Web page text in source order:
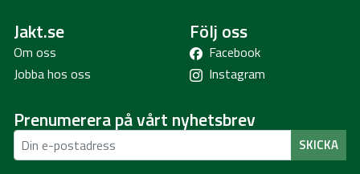
Jakt.se
Om oss
Jobba hos oss
Följ oss
Facebook
Instagram
Prenumerera på vårt nyhetsbrev
SKICKA